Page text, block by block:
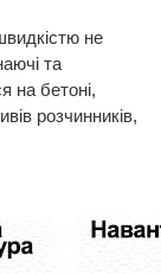
не
та
на бетоні,
розчинників,